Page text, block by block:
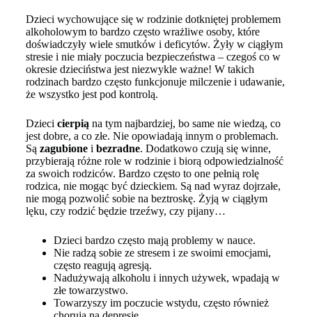
Dzieci wychowujące się w rodzinie dotkniętej problemem
alkoholowym to bardzo często wrażliwe osoby, które
doświadczyły wiele smutków i deficytów. Żyły w ciągłym
stresie i nie miały poczucia bezpieczeństwa – czegoś co w
okresie dzieciństwa jest niezwykle ważne! W takich
rodzinach bardzo często funkcjonuje milczenie i udawanie,
że wszystko jest pod kontrolą.
Dzieci cierpią na tym najbardziej, bo same nie wiedzą, co
jest dobre, a co złe. Nie opowiadają innym o problemach.
Są zagubionei bezradne. Dodatkowo czują się winne,
przybierają różne role w rodzinie i biorą odpowiedzialność
za swoich rodziców. Bardzo często to one pełnią rolę
rodzica, nie mogąc być dzieckiem. Są nad wyraz dojrzałe,
nie mogą pozwolić sobie na beztroskę. Żyją w ciągłym
lęku, czy rodzić będzie trzeźwy, czy pijany…
Dzieci bardzo często mają problemy w nauce.
Nie radzą sobie ze stresem i ze swoimi emocjami,
często reagują agresją.
Nadużywają alkoholu i innych używek, wpadają w
złe towarzystwo.
Towarzyszy im poczucie wstydu, często również